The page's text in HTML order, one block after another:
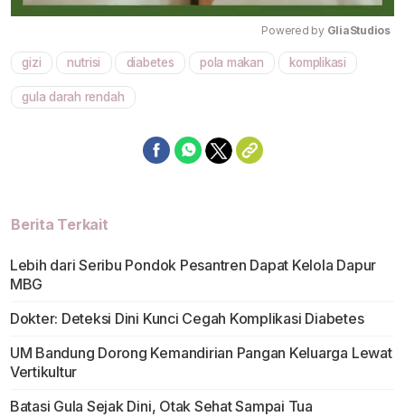
Mute
Powered by GliaStudios
gizi nutrisi diabetes pola makan komplikasi
gula darah rendah
Berita Terkait
Lebih dari Seribu Pondok Pesantren Dapat Kelola Dapur
MBG
Dokter: Deteksi Dini Kunci Cegah Komplikasi Diabetes
UM Bandung Dorong Kemandirian Pangan Keluarga Lewat
Vertikultur
Batasi Gula Sejak Dini, Otak Sehat Sampai Tua